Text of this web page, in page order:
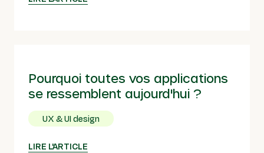
Pourquoi toutes vos applications
se ressemblent aujourd'hui ?
UX & UI design
LIRE L'ARTICLE